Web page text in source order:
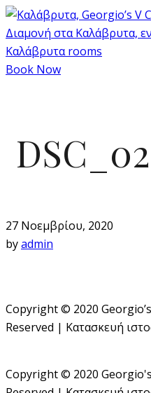
Book Now
27 Νοεμβρίου, 2020
byadmin
Copyright © 2020
Reserved | Κατασκευή
Copyright © 2020